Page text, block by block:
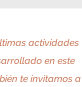
actividades
en este
te invitamos a